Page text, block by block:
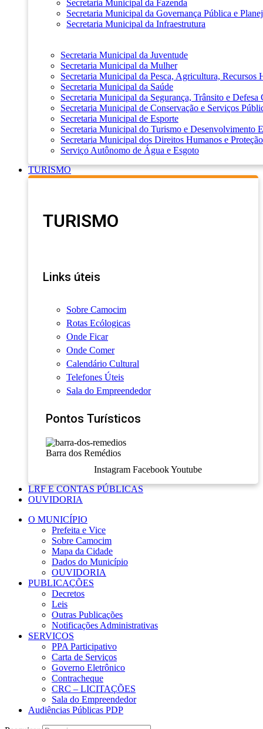
Secretaria Municipal da Fazenda
Secretaria Municipal da Governança Pública e
Secretaria Municipal da Infraestrutura
Secretaria Municipal da Juventude
Secretaria Municipal da Mulher
Secretaria Municipal da Pesca, Agricultura, Recursos
Secretaria Municipal da Saúde
Secretaria Municipal da Segurança, Trânsito e Defesa
Secretaria Municipal de Conservação e Serviços
Secretaria Municipal de Esporte
Secretaria Municipal do Turismo e Desenvolvimento
Secretaria Municipal dos Direitos Humanos e
Serviço Autônomo de Água e Esgoto
TURISMO
TURISMO
Links úteis
Sobre Camocim
Rotas Ecólogicas
Onde Ficar
Onde Comer
Calendário Cultural
Telefones Úteis
Sala do Empreendedor
Pontos Turísticos
Barra dos Remédios
Instagram Facebook Youtube
LRF E CONTAS PÚBLICAS
OUVIDORIA
O MUNICÍPIO
Prefeita e Vice
Sobre Camocim
Mapa da Cidade
Dados do Município
OUVIDORIA
PUBLICAÇÕES
Decretos
Leis
Outras Publicações
Notificações Administrativas
SERVIÇOS
PPA Participativo
Carta de Serviços
Governo Eletrônico
Contracheque
CRC – LICITAÇÕES
Sala do Empreendedor
Audiências Públicas PDP